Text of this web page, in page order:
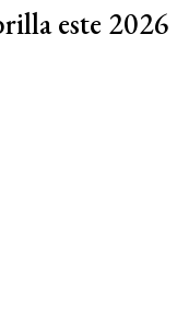
este 2026